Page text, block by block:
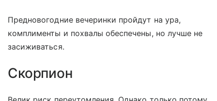
Предновогодние вечеринки пройдут на ура,
комплименты и похвалы обеспечены, но лучше не
засиживаться.
Скорпион